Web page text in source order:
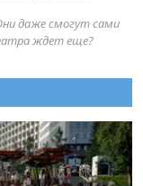
даже смогут сами
ждет еще?